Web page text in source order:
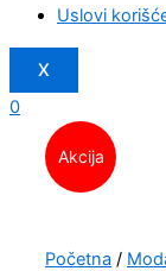
Uslovi
X
0
Akcija
Početna /